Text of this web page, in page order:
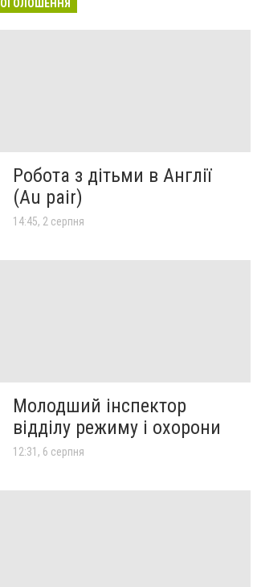
ОГОЛОШЕННЯ
Робота з дітьми в Англії
(Au pair)
14:45, 2 серпня
Молодший інспектор
відділу режиму і охорони
12:31, 6 серпня